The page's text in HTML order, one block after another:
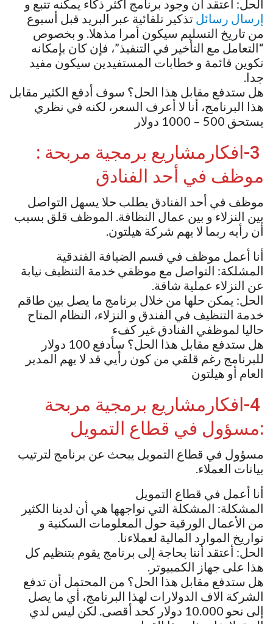
الحل: أعتقد أن وجود برنامج أكثر ذكاء يمكنه تتبع و
إرسال رسائل تذكير تلقائية عبر البريد قبل أسبوع
من تاريخ التسليم سيكون أمرا مذهلا. و بخصوص
“التعامل مع التأخير في التنفيذ”، فإن كان بإمكانه
تكوين قائمة و خطابات المستفيدين سيكون مفيد
جدا.
هل ستدفع مقابل هذا الحل؟ سوف أدفع الكثير مقابل
هذا البرنامج، أنا لا أعرف السعر، لكنه في نظري
يستحق 500 – 1000 دولار
3-افكارمشاريع برمجية مربحة :
موظف في أحد الفنادق
موظف في أحد الفنادق يطلب حلا يسهل التواصل
بين النزلاء و بين عمال النظافة. الموظف قلق بسبب
أن رأيه ربما لا يهم شركة هيلتون.
أنا أعمل موظف في قسم الضيافة الفندقية
المشلكة: التواصل مع موظفي خدمة التنظيف نيابة
عن النزلاء عملية شاقة.
الحل: يمكن حلها من خلال برنامج ما يصل بين طاقم
خدمة التنظيف في الفندق و النزلاء، النظام المتاح
حاليا لموظفي الفنادق غير كفء
هل ستدفع مقابل هذا الحل؟ سأدفع 100 دولار
للبرنامج رغم قلقي من كون رأيي قد لا يهم المدير
العام أو هيلتون
4-افكارمشاريع برمجية مربحة
:مسؤول في قطاع التمويل
مسؤول في قطاع التمويل يبحث عن برنامج لترتيب
بيانات العملاء.
أنا أعمل في قطاع التمويل
المشكلة: المشكلة التي نواجهها هي أن لدينا الكثير
من الأعمال الورقية حول المعلومات السكنية و
تواريخ الموارد المالية لعملاءنا.
الحل: أعتقد أننا بحاجة إلى برنامج يقوم بتنظيم كل
هذا على جهاز الكمبيوتر.
هل ستدفع مقابل هذا الحل؟ من المحتمل أن تدفع
الشركة الاف الدولارات لهذا البرنامج، أي ما يصل
إلى نحو 10.000 دولار كحد أقصى. لكن ليس لدي